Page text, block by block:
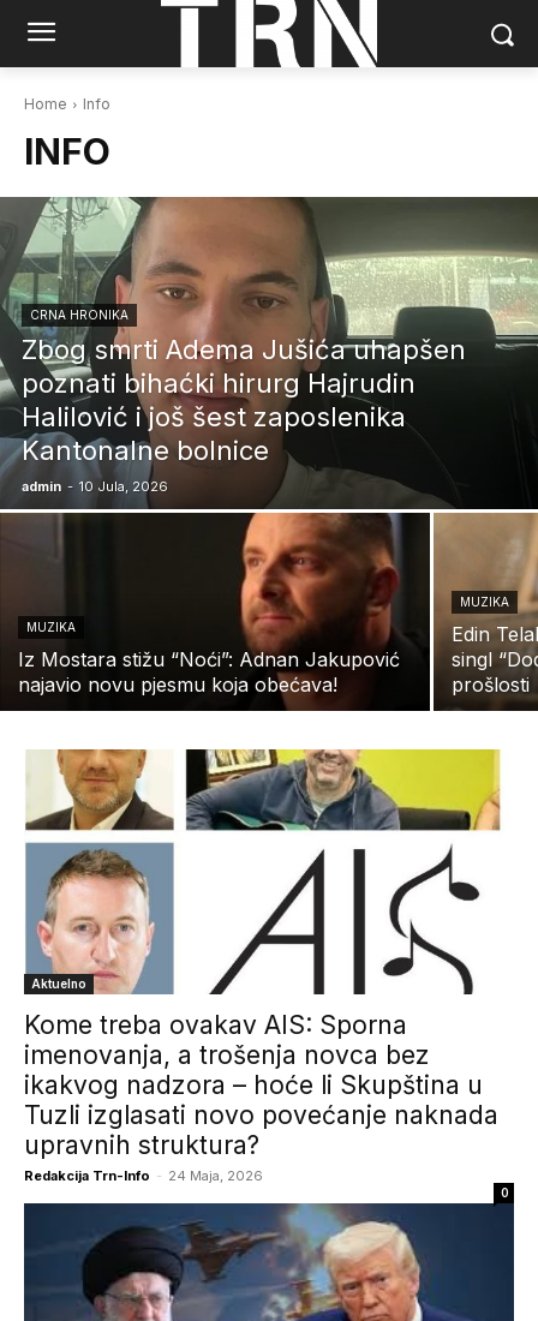
Home Info
INFO
CRNA HRONIKA
Zbog smrti Adema Jušića uhapšen
poznati bihaćki hirurg Hajrudin
Halilović i još šest zaposlenika
Kantonalne bolnice
admin - 10 Jula, 2026
MUZIKA
Iz Mostara stižu “Noći”: Adnan Jakupović
najavio novu pjesmu koja obećava!
MUZIKA
Edin
singl
prošlosti
Aktuelno
Kome treba ovakav AIS: Sporna
imenovanja, a trošenja novca bez
ikakvog nadzora – hoće li Skupština u
Tuzli izglasati novo povećanje naknada
upravnih struktura?
Redakcija Trn-Info - 24 Maja, 2026
0